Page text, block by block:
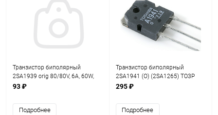
Транзистор биполярный
2SA1939 orig 80/80V, 6A, 60W,
30MHz TO3PB
93 ₽
Подробнее
Транзистор биполярный
2SA1941 (O) (2SA1265) ТО3P
(пара 2SC5198)
295 ₽
Подробнее